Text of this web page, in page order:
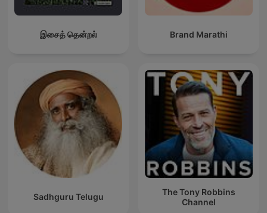
இசைத் தென்றல் Brand Marathi
Sadhguru Telugu
The Tony Robbins
Channel